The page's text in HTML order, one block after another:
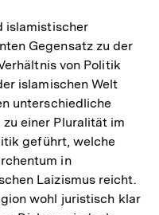
islamistischer
Gegensatz zu der
von Politik
islamischen Welt
unterschiedliche
einer Pluralität im
geführt, welche
in
Laizismus reicht.
wohl juristisch klar